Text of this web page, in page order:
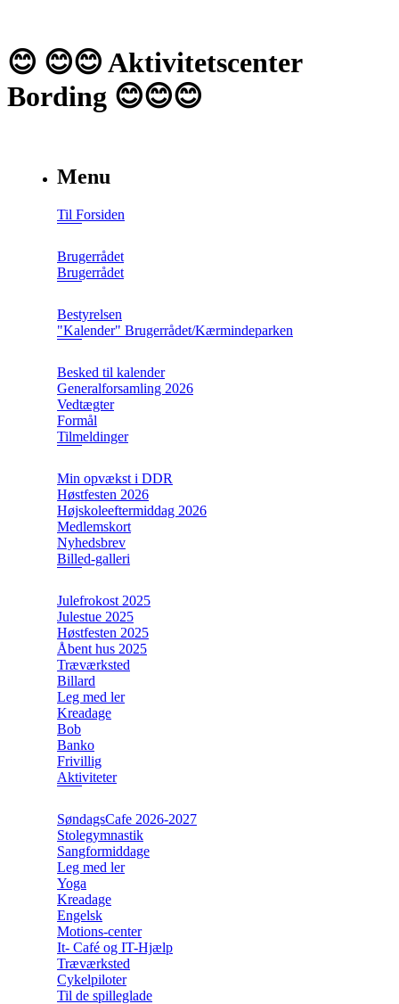
😊 😊😊 Aktivitetscenter
Bording 😊😊😊
Menu
Til Forsiden
Brugerrådet
Brugerrådet
Bestyrelsen
"Kalender" Brugerrådet/Kærmindeparken
Besked til kalender
Generalforsamling 2026
Vedtægter
Formål
Tilmeldinger
Min opvækst i DDR
Høstfesten 2026
Højskoleeftermiddag 2026
Medlemskort
Nyhedsbrev
Billed-galleri
Julefrokost 2025
Julestue 2025
Høstfesten 2025
Åbent hus 2025
Træværksted
Billard
Leg med ler
Kreadage
Bob
Banko
Frivillig
Aktiviteter
SøndagsCafe 2026-2027
Stolegymnastik
Sangformiddage
Leg med ler
Yoga
Kreadage
Engelsk
Motions-center
It- Café og IT-Hjælp
Træværksted
Cykelpiloter
Til de spilleglade